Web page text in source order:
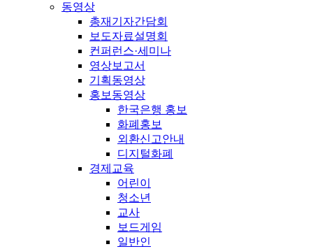
동영상
총재기자간담회
보도자료설명회
컨퍼런스·세미나
영상보고서
기획동영상
홍보동영상
한국은행 홍보
화폐홍보
외환신고안내
디지털화폐
경제교육
어린이
청소년
교사
보드게임
일반인